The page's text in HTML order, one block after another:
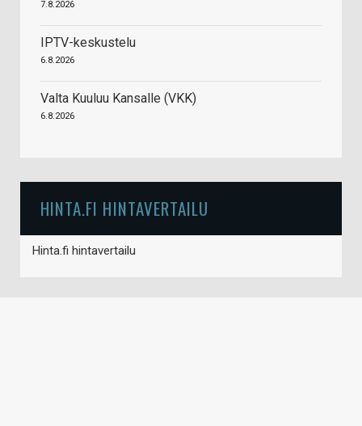
7.8.2026
IPTV-keskustelu
6.8.2026
Valta Kuuluu Kansalle (VKK)
6.8.2026
HINTA.FI HINTAVERTAILU
Hinta.fi hintavertailu